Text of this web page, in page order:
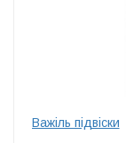
Важіль підвіски